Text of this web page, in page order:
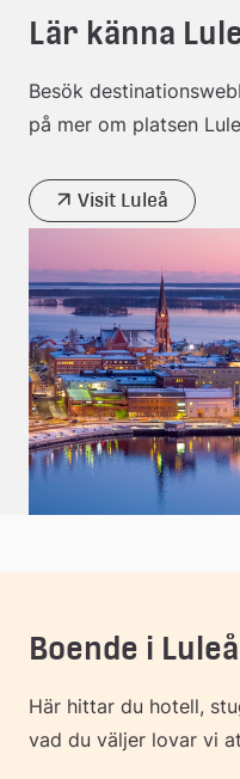
Lär känna
Besök
på mer om platsen
Visit Luleå
Boende i Luleå
Här hittar du hotell,
vad du väljer lovar vi